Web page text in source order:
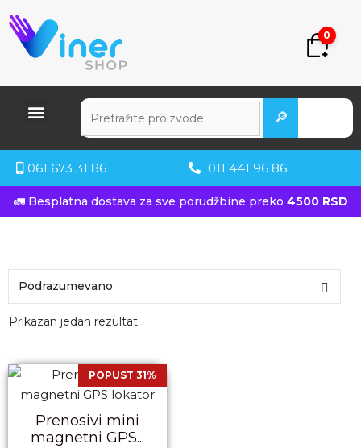
0
🔎
061 673 31 86 011 441 96 86
🚛 Besplatna dostava za sve porudžbine preko 4500 RSD
Prikazan jedan rezultat
POPUST 31%
Prenosivi mini
magnetni GPS...